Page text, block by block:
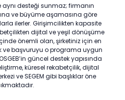
aynı desteği sunmaz; firmanın
ve büyüme aşamasına göre
ilerler. Girişimcilikten kapasite
dijital ve yeşil dönüşüme
önemli olan, şirketiniz için en
ve başvuruyu o programa uygun
güncel destek yapısında
küresel rekabetçilik, dijital
ve SEGEM gibi başlıklar öne